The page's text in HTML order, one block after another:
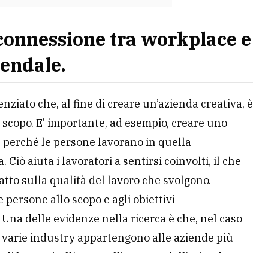
tra workplace e
che, al fine di creare un’azienda creativa, è
E’ importante, ad esempio, creare uno
le persone lavorano in quella
Ciò aiuta i lavoratori a sentirsi coinvolti, il che
sulla qualità del lavoro che svolgono.
persone allo scopo e agli obiettivi
delle evidenze nella ricerca è che, nel caso
industry appartengono alle aziende più